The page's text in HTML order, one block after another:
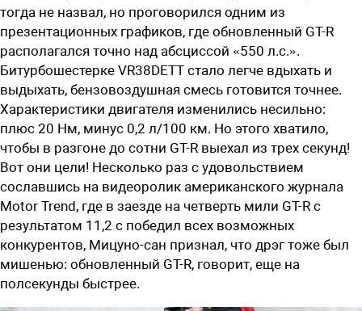
тогда не назвал, но проговорился одним из
презентационных графиков, где обновленный GT-R
располагался точно над абсциссой «550 л.с.».
Битурбошестерке VR38DETT стало легче вдыхать и
выдыхать, бензовоздушная смесь готовится точнее.
Характеристики двигателя изменились несильно:
плюс 20 Нм, минус 0,2 л/100 км. Но этого хватило,
чтобы в разгоне до сотни GT-R выехал из трех секунд!
Вот они цели! Несколько раз с удовольствием
сославшись на видеоролик американского журнала
Motor Trend, где в заезде на четверть мили GT-R с
результатом 11,2 с победил всех возможных
конкурентов, Мицуно-сан признал, что дрэг тоже был
мишенью: обновленный GT-R, говорит, еще на
полсекунды быстрее.